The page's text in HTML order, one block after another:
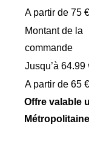
A partir de 75
Montant de la
commande
Jusqu’à 64.99
A partir de 65
Offre valable
Métropolitaine